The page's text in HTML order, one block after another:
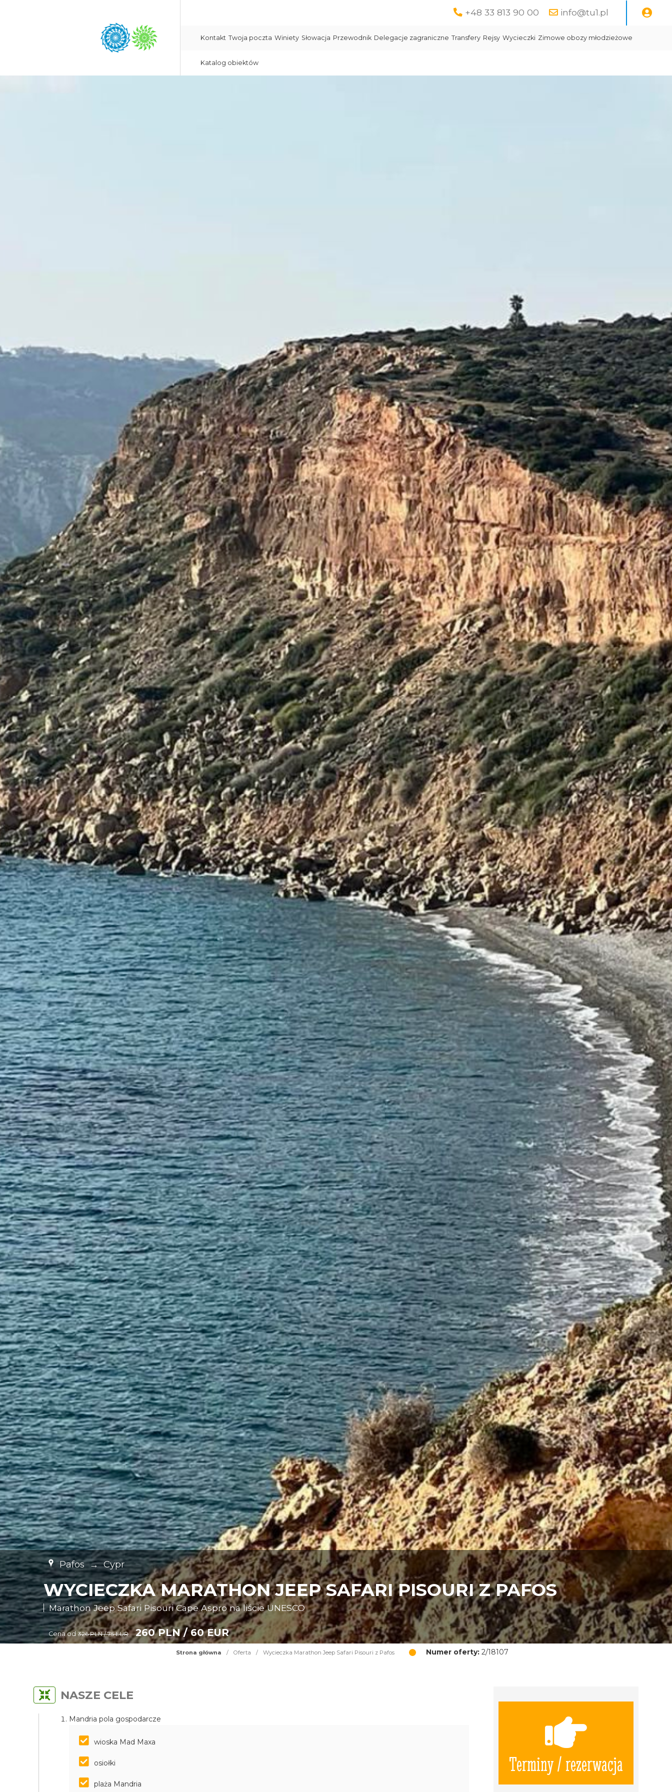
+48 33 813 90 00 info@tu1.pl
Kontakt Twoja poczta Winiety Słowacja Przewodnik Delegacje zagraniczne Transfery Rejsy Wycieczki Zimowe obozy młodzieżowe
Katalog obiektów
Pafos → Cypr
WYCIECZKA MARATHON JEEP SAFARI PISOURI Z PAFOS
Marathon Jeep Safari Pisouri Cape Aspro na liście UNESCO
Cena od 326 PLN / 75 EUR 260 PLN / 60 EUR
Strona główna / Oferta / Wycieczka Marathon Jeep Safari Pisouri z Pafos Numer oferty: 2/18107
Terminy / rezerwacja
NASZE CELE
Mandria pola gospodarcze
wioska Mad Maxa
osiołki
plaża Mandria